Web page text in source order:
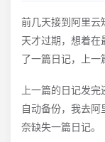
前几天接到阿里云
天才过期，想着
了一篇日记，上一
上一篇的日记发
自动备份，我去
奈缺失一篇日记。